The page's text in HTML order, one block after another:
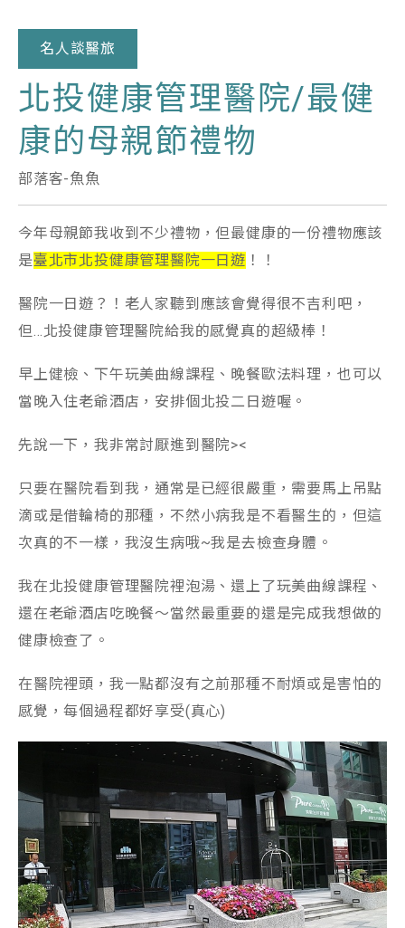
名人談醫旅
北投健康管理醫院/最健
康的母親節禮物
部落客-魚魚
今年母親節我收到不少禮物，但最健康的一份禮物應該
是臺北市北投健康管理醫院一日遊 ！！
醫院一日遊？！老人家聽到應該會覺得很不吉利吧，
但…北投健康管理醫院給我的感覺真的超級棒！
早上健檢、下午玩美曲線課程、晚餐歐法料理，也可以
當晚入住老爺酒店，安排個北投二日遊喔。
先說一下，我非常討厭進到醫院><
只要在醫院看到我，通常是已經很嚴重，需要馬上吊點
滴或是借輪椅的那種，不然小病我是不看醫生的，但這
次真的不一樣，我沒生病哦~我是去檢查身體。
我在北投健康管理醫院裡泡湯、還上了玩美曲線課程、
還在老爺酒店吃晚餐～當然最重要的還是完成我想做的
健康檢查了。
在醫院裡頭，我一點都沒有之前那種不耐煩或是害怕的
感覺，每個過程都好享受(真心)